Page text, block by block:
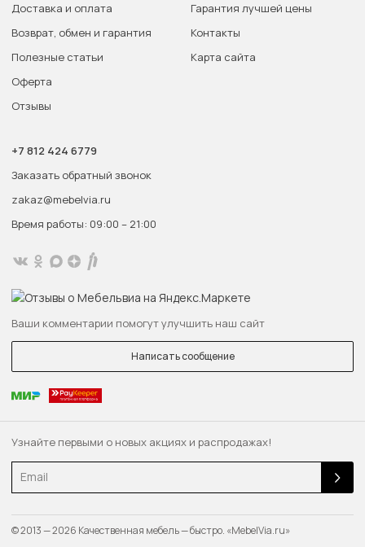
Узнайте первыми о новых акциях и распродажах!
Email
Доставка и оплата
Возврат, обмен и гарантия
Полезные статьи
Оферта
Отзывы
Гарантия лучшей цены
Контакты
Карта сайта
+7 812 424 6779
Заказать обратный звонок
zakaz@mebelvia.ru
Время работы: 09:00 – 21:00
Ваши комментарии помогут улучшить наш сайт
Написать сообщение
© 2013 — 2026 Качественная мебель — быстро. «MebelVia.ru»